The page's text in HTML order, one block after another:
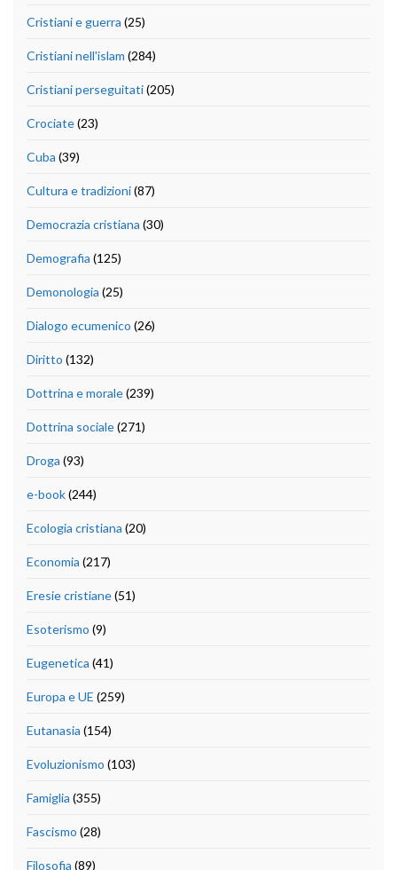
Cristiani e guerra (25)
Cristiani nell'islam (284)
Cristiani perseguitati(205)
Crociate(23)
Cuba (39)
Cultura e tradizioni(87)
Democrazia cristiana (30)
Demografia (125)
Demonologia (25)
Dialogo ecumenico (26)
Diritto (132)
Dottrina e morale(239)
Dottrina sociale(271)
Droga (93)
e-book(244)
Ecologia cristiana (20)
Economia (217)
Eresie cristiane(51)
Esoterismo (9)
Eugenetica (41)
Europa e UE (259)
Eutanasia (154)
Evoluzionismo (103)
Famiglia (355)
Fascismo (28)
Filosofia (89)